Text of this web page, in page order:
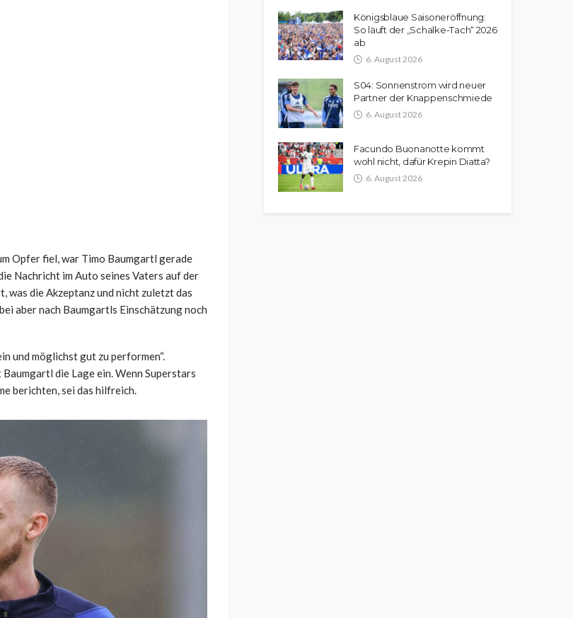
Opfer fiel, war Timo Baumgartl gerade
Nachricht im Auto seines Vaters auf der
was die Akzeptanz und nicht zuletzt das
aber nach Baumgartls Einschätzung noch
und möglichst gut zu performen“.
die Lage ein. Wenn Superstars
berichten, sei das hilfreich.
Königsblaue Saisoneröffnung:
So läuft der „Schalke-Tach“ 2026
ab
6. August 2026
S04: Sonnenstrom wird neuer
Partner der Knappenschmiede
6. August 2026
Facundo Buonanotte kommt
wohl nicht, dafür Krepin Diatta?
6. August 2026